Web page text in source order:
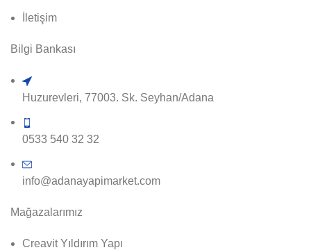
İletişim
Bilgi Bankası
Huzurevleri, 77003. Sk. Seyhan/Adana
0533 540 32 32
info@adanayapimarket.com
Mağazalarımız
Creavit Yıldırım Yapı